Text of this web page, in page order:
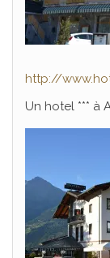
http://
Un hotel *** à